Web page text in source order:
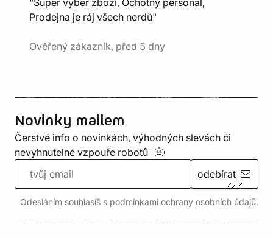
"Super výběr zboží, Ochotný personál,
Prodejna je ráj všech nerdů"
Ověřený zákazník, před 5 dny
Novinky mailem
Čerstvé info o novinkách, výhodných slevách či
nevyhnutelné vzpouře robotů
odebírat
Odesláním souhlasíš s podmínkami ochrany osobních údajů.